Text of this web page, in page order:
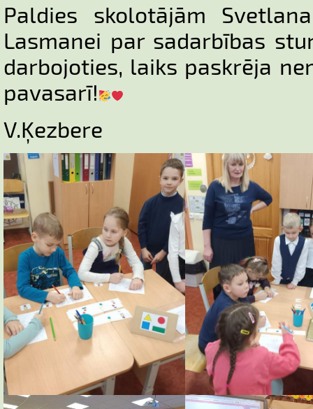
Paldies skolotājām
Lasmanei par sadarbības
darbojoties, laiks paskrēja
pavasarī!
V.Ķezbere